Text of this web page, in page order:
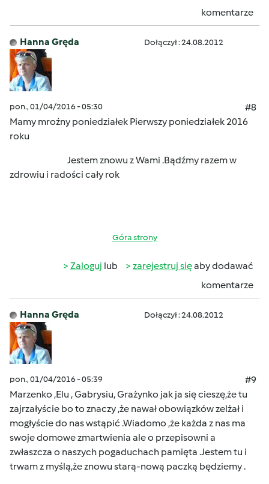
komentarze
Hanna Gręda Dołączył : 24.08.2012
pon., 01/04/2016 - 05:30
#8
Mamy mroźny poniedziałek Pierwszy poniedziałek 2016
roku
Jestem znowu z Wami .Bądźmy razem w
zdrowiu i radości cały rok
Góra strony
Zaloguj lub zarejestruj sięaby dodawać
komentarze
Hanna Gręda Dołączył : 24.08.2012
pon., 01/04/2016 - 05:39
#9
Marzenko ,Elu , Gabrysiu, Grażynko jak ja się cieszę,że tu
zajrzałyście bo to znaczy ,że nawał obowiązków zelżał i
mogłyście do nas wstąpić .Wiadomo ,że każda z nas ma
swoje domowe zmartwienia ale o przepisowni a
zwłaszcza o naszych pogaduchach pamięta .Jestem tu i
trwam z myślą,że znowu starą-nową paczką będziemy .